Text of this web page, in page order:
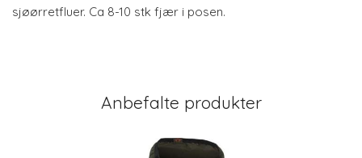
sjøørretfluer. Ca 8-10 stk fjær i posen.
Anbefalte produkter